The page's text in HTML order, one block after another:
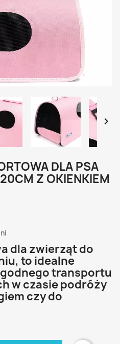

DLA PSA
Z OKIENKIEM
dla zwierząt do
to idealne
transportu
w czasie podróży
czy do